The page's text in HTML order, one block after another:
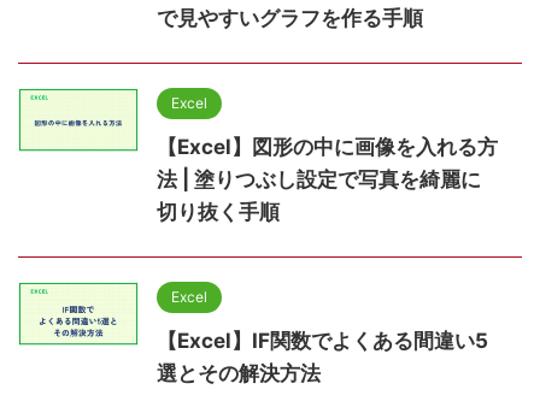
で見やすいグラフを作る手順
Excel
【Excel】図形の中に画像を入れる方
法 | 塗りつぶし設定で写真を綺麗に
切り抜く手順
Excel
【Excel】IF関数でよくある間違い5
選とその解決方法